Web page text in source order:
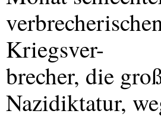
Kriegsver-
brecher, die
Nazidiktatur,